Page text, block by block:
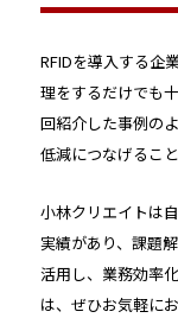
RFIDを導入する企
理をするだけでも
回紹介した事例の
低減につなげること
小林クリエイトは
実績があり、課題
活用し、業務効率
は、ぜひお気軽に